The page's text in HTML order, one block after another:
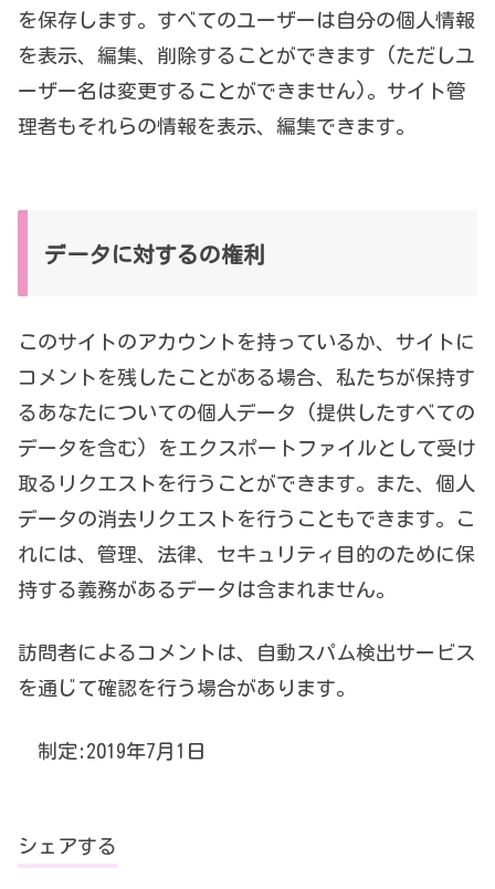
を保存します。すべてのユーザーは自分の個人情報
を表示、編集、削除することができます (ただしユ
ーザー名は変更することができません)。サイト管
理者もそれらの情報を表示、編集できます。
データに対するの権利
このサイトのアカウントを持っているか、サイトに
コメントを残したことがある場合、私たちが保持す
るあなたについての個人データ (提供したすべての
データを含む) をエクスポートファイルとして受け
取るリクエストを行うことができます。また、個人
データの消去リクエストを行うこともできます。こ
れには、管理、法律、セキュリティ目的のために保
持する義務があるデータは含まれません。
訪問者によるコメントは、自動スパム検出サービス
を通じて確認を行う場合があります。
制定:2019年7月1日
シェアする